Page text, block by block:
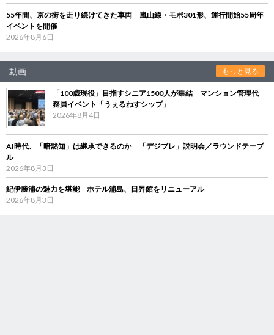
55年間、京の街を走り続けてきた車両 嵐山線・モボ301形、運行開始55周年
イベントを開催
2026年8月6日
動画 もっと見る
「100歳現役」目指すシニア1500人が集結 マンション管理代
務員イベント「うぇるねすシップ」
2026年8月4日
AI時代、「暗黙知」は継承できるのか 「デジブレ」説明会／ラウンドテーブ
ル
2026年8月3日
紀伊勝浦の魅力を堪能 ホテル浦島、日昇館をリニューアル
2026年8月3日